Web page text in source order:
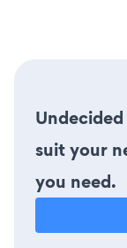
suit your
you need.